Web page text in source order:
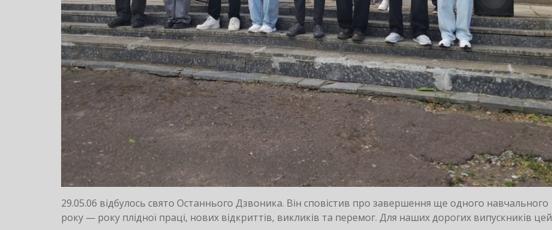
29.05.06 відбулось свято Останнього Дзвоника. Він сповістив про завершення ще одного навчального
року — року плідної праці, нових відкриттів, викликів та перемог. Для наших дорогих випускників цей